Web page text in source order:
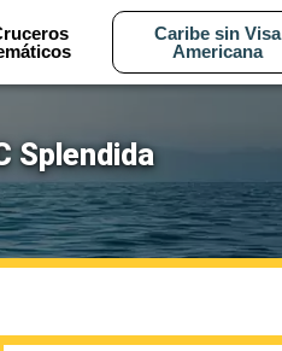
Caribe sin Visa
Americana
Splendida